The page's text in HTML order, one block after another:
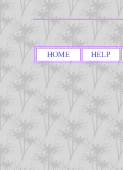
HOME HELP